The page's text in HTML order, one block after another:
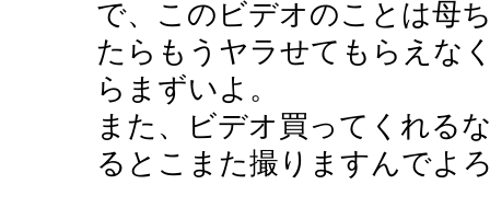
で、このビデオのことは母
たらもうヤラせてもらえな
らまずいよ。
また、ビデオ買ってくれる
るとこまた撮りますんでよ